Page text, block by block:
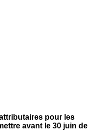
pour les
avant le 30 juin de